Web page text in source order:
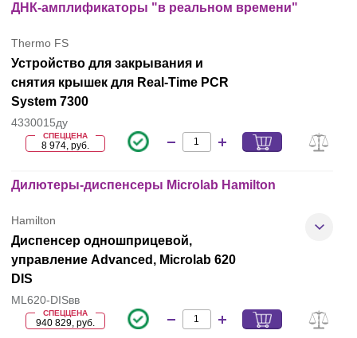
ДНК-амплификаторы "в реальном времени"
Thermo FS
Устройство для закрывания и
снятия крышек для Real-Time PCR
System 7300
4330015ду
СПЕЦЦЕНА
8 974, руб.
Дилютеры-диспенсеры Microlab Hamilton
Hamilton
Диспенсер одношприцевой,
управление Advanced, Microlab 620
DIS
ML620-DISвв
СПЕЦЦЕНА
940 829, руб.